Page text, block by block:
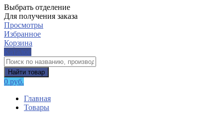
Выбрать отделение
Для получения заказа
Просмотры
Избранное
Корзина
Каталог
Найти товар
0 руб.
Главная
Товары